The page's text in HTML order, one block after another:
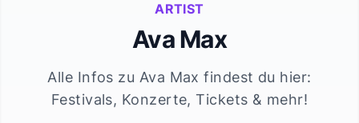
ARTIST
Ava Max
Alle Infos zu Ava Max findest du hier:
Festivals, Konzerte, Tickets & mehr!